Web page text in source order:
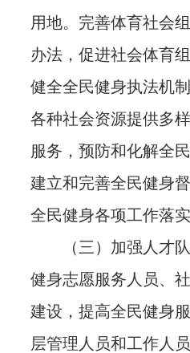
用地。完善体育社会
办法，促进社会体育
健全全民健身执法机
各种社会资源提供多
服务，预防和化解全
建立和完善全民健身
全民健身各项工作落实
（三）加强人才队
健身志愿服务人员、
建设，提高全民健身
层管理人员和工作人